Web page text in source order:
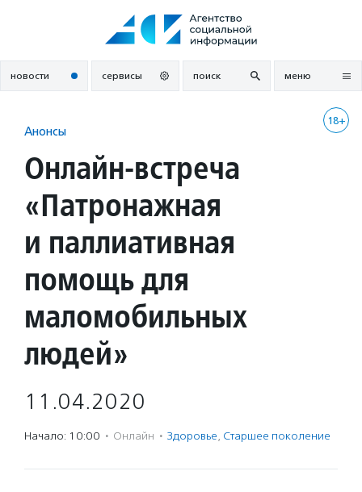
новости сервисы поиск меню
18+
Анонсы
Онлайн-встреча
«Патронажная
и паллиативная
помощь для
маломобильных
людей»
11.04.2020
Начало: 10:00 · Онлайн · Здоровье, Старшее поколение